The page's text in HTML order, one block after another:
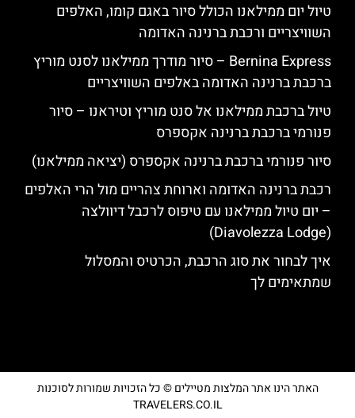
טיול יום ממילאנו הכולל סיור באגם קומו, האלפים
השוויצריים ורכבת ברנינה האדומה
Bernina Express – סיור מודרך ממילאנו לסנט מוריץ
ברכבת ברנינה האדומה באלפים השוויצריים
טיול ברכבת ממילאנו אל סנט מוריץ וטיראנו – סיור
פנורמי ברכבת ברנינה אקספרס
סיור פנורמי ברכבת ברנינה אקספרס (יציאה ממילאנו)
רכבת ברנינה האדומה וארוחת צהריים מול הרי האלפים
– יום טיול ממילאנו עם טיפוס לרכבל דיוולצה
(Diavolezza Lodge)
איך לבחור את סוג הרכבת, הכרטיס והמסלול
שמתאימים לך
האתר הינו אתר המלצות מטיילים © כל הזכויות שמורות לסוכנות
TRAVELERS.CO.IL